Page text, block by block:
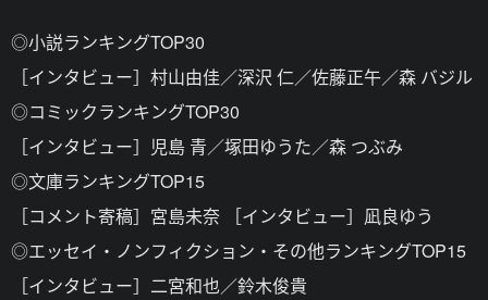
◎小説ランキングTOP30
［インタビュー］村山由佳／深沢 仁／佐藤正午／森 バジル
◎コミックランキングTOP30
［インタビュー］児島 青／塚田ゆうた／森 つぶみ
◎文庫ランキングTOP15
［コメント寄稿］宮島未奈 ［インタビュー］凪良ゆう
◎エッセイ・ノンフィクション・その他ランキングTOP15
［インタビュー］二宮和也／鈴木俊貴